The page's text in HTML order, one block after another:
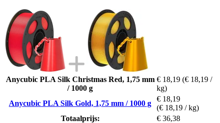
Anycubic PLA Silk Christmas Red, 1,75 mm
/ 1000 g
€ 18,19 (€ 18,19 /
kg)
Anycubic PLA Silk Gold, 1,75 mm / 1000 g
€ 18,19
(€ 18,19 / kg)
Totaalprijs:
€ 36,38